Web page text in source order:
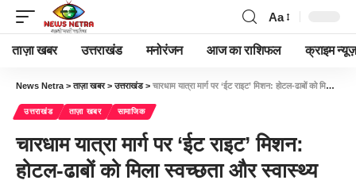
Aa
ताज़ा खबर उत्तराखंड मनोरंजन आज का राशिफल क्राइम न्यूज़
News Netra >ताज़ा खबर>उत्तराखंड> चारधाम यात्रा मार्ग पर ‘ईट राइट’ मिशन: होटल-ढाबों को मिला स्वच्छता और स्वास्थ्य का पाठ-Newsnetra
उत्तराखंड ताज़ा खबर सामाजिक
चारधाम यात्रा मार्ग पर ‘ईट राइट’ मिशन:
होटल-ढाबों को मिला स्वच्छता और स्वास्थ्य